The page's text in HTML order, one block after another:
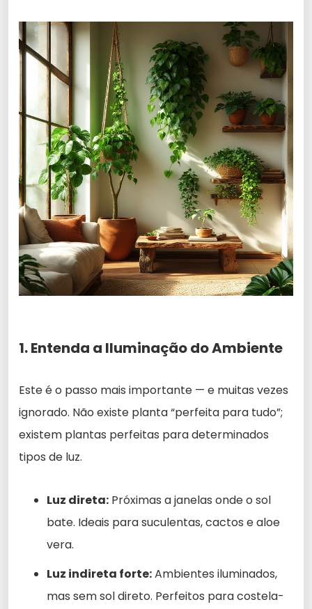
1. Entenda a Iluminação do Ambiente
Este é o passo mais importante — e muitas vezes
ignorado. Não existe planta “perfeita para tudo”;
existem plantas perfeitas para determinados
tipos de luz.
Luz direta: Próximas a janelas onde o sol
bate. Ideais para suculentas, cactos e aloe
vera.
Luz indireta forte:Ambientes iluminados,
mas sem sol direto. Perfeitos para costela-